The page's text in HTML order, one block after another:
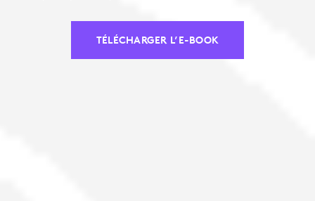
TÉLÉCHARGER L’E-BOOK